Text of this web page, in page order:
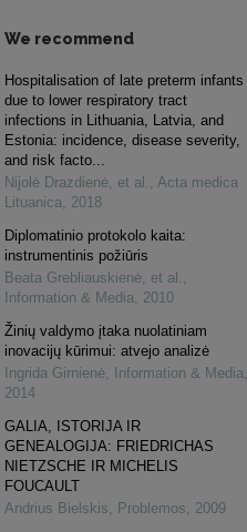
We recommend
Hospitalisation of late preterm infants
due to lower respiratory tract
infections in Lithuania, Latvia, and
Estonia: incidence, disease severity,
and risk facto...
Nijolė Drazdienė, et al. , Acta medica
Lituanica, 2018
Diplomatinio protokolo kaita:
instrumentinis požiūris
Beata Grebliauskienė, et al. ,
Information & Media, 2010
Žinių valdymo įtaka nuolatiniam
inovacijų kūrimui: atvejo analizė
Ingrida Girnienė, Information & Media,
2014
GALIA, ISTORIJA IR
GENEALOGIJA: FRIEDRICHAS
NIETZSCHE IR MICHELIS
FOUCAULT
Andrius Bielskis, Problemos, 2009